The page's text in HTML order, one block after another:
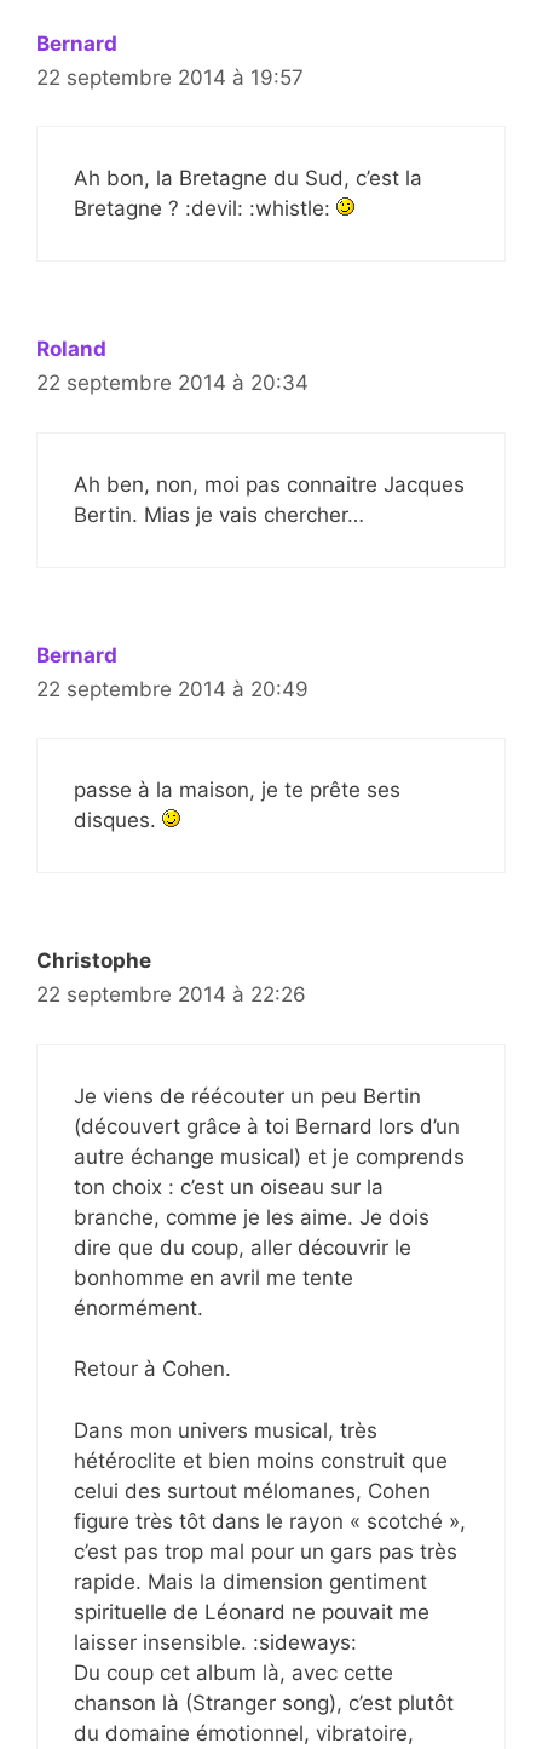
Bernard
22 septembre 2014 à 19:57
Ah bon, la Bretagne du Sud, c’est la
Bretagne ? :devil: :whistle:
Roland
22 septembre 2014 à 20:34
Ah ben, non, moi pas connaitre Jacques
Bertin. Mias je vais chercher…
Bernard
22 septembre 2014 à 20:49
passe à la maison, je te prête ses
disques.
Christophe
22 septembre 2014 à 22:26
Je viens de réécouter un peu Bertin
(découvert grâce à toi Bernard lors d’un
autre échange musical) et je comprends
ton choix : c’est un oiseau sur la
branche, comme je les aime. Je dois
dire que du coup, aller découvrir le
bonhomme en avril me tente
énormément.
Retour à Cohen.
Dans mon univers musical, très
hétéroclite et bien moins construit que
celui des surtout mélomanes, Cohen
figure très tôt dans le rayon « scotché »,
c’est pas trop mal pour un gars pas très
rapide. Mais la dimension gentiment
spirituelle de Léonard ne pouvait me
laisser insensible. :sideways:
Du coup cet album là, avec cette
chanson là (Stranger song), c’est plutôt
du domaine émotionnel, vibratoire,